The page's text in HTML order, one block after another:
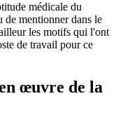
médicale du
de mentionner dans le
les motifs qui l'ont
de travail pour ce
œuvre de la